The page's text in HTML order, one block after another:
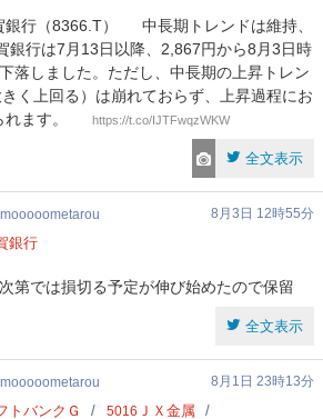
銀行（8366.T） 中長期トレンドは維持、
銀行は7月13日以降、2,867円から8月3日時
落しました。ただし、中長期の上昇トレン
く上回る）は崩れておらず、上昇過程にお
れます。
https://t.co/IJTFwqzWKW
全文表示
mooooometarou
8月3日 12時55分
銀行
第では損切る予定が伸び始めたので保留
全文表示
mooooometarou
8月1日 23時13分
トバンクＧ 5016 ＪＸ金属